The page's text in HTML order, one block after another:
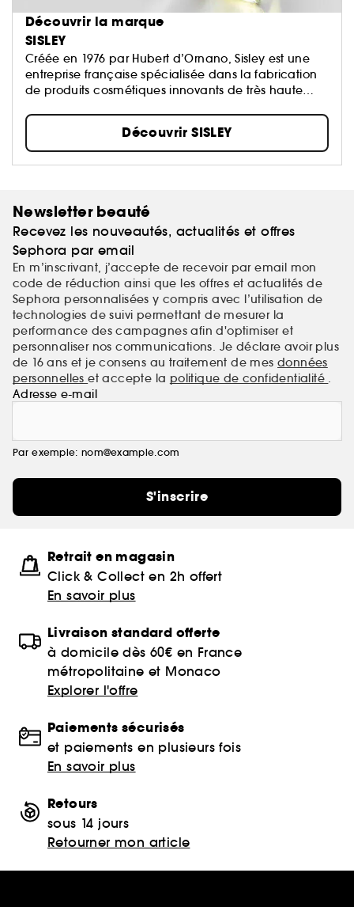
Découvrir la marque
SISLEY
Créée en 1976 par Hubert d’Ornano, Sisley est une
entreprise française spécialisée dans la fabrication
de produits cosmétiques innovants de très haute
Découvrir SISLEY
Newsletter beauté
Recevez les nouveautés, actualités et offres
Sephora par email
En m’inscrivant, j’accepte de recevoir par email mon
code de réduction ainsi que les offres et actualités de
Sephora personnalisées y compris avec l’utilisation de
technologies de suivi permettant de mesurer la
performance des campagnes afin d'optimiser et
personnaliser nos communications. Je déclare avoir plus
de 16 ans et je consens au traitement de mes données
personnelleset accepte la politique de confidentialité .
Adresse e-mail
Par exemple: nom@example.com
S'inscrire
Retrait en magasin
Click & Collect en 2h offert
En savoir plus
Livraison standard offerte
à domicile dès 60€ en France
métropolitaine et Monaco
Explorer l'offre
Paiements sécurisés
et paiements en plusieurs fois
En savoir plus
Retours
sous 14 jours
Retourner mon article